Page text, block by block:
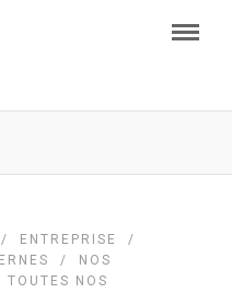
/ ENTREPRISE
/
/
NOS
TOUTES NOS